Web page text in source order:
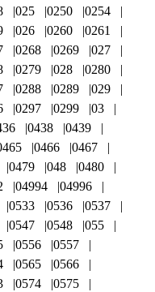
025 0250
0254
026 0260
0261
0268 0269
027
0279 028
0280
0288 0289
029
0297 0299
03
0438
0439
0466
0467
0479 048
0480
04994
04996
0533 0536
0537
0547 0548
055
0556
0557
0565
0566
0574
0575